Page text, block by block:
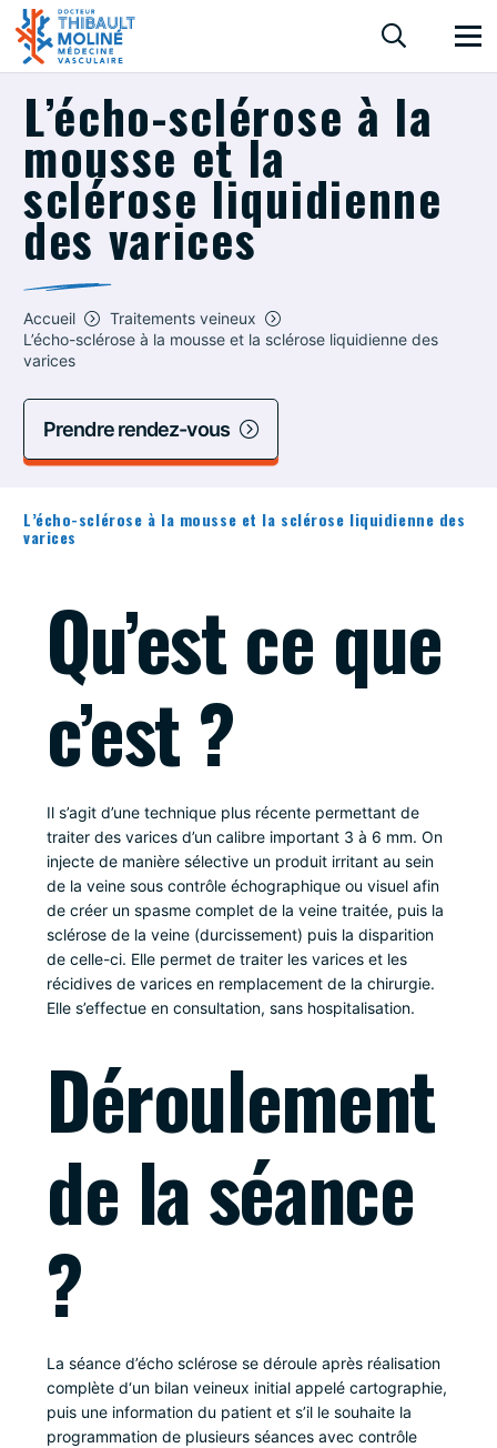
L’écho-sclérose à la
mousse et la
sclérose liquidienne
des varices
Accueil
Traitements veineux
L’écho-sclérose à la mousse et la sclérose liquidienne des
varices
Prendre rendez-vous
L’écho-sclérose à la mousse et la sclérose liquidienne des
varices
Qu’est ce que
c’est ?
Il s’agit d’une technique plus récente permettant de
traiter des varices d’un calibre important 3 à 6 mm. On
injecte de manière sélective un produit irritant au sein
de la veine sous contrôle échographique ou visuel afin
de créer un spasme complet de la veine traitée, puis la
sclérose de la veine (durcissement) puis la disparition
de celle-ci. Elle permet de traiter les varices et les
récidives de varices en remplacement de la chirurgie.
Elle s’effectue en consultation, sans hospitalisation.
Déroulement
de la séance
?
La séance d’écho sclérose se déroule après réalisation
complète d‘un bilan veineux initial appelé cartographie,
puis une information du patient et s’il le souhaite la
programmation de plusieurs séances avec contrôle